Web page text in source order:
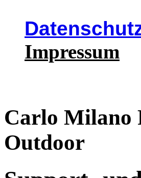
Impressum
Carlo Milano
Outdoor